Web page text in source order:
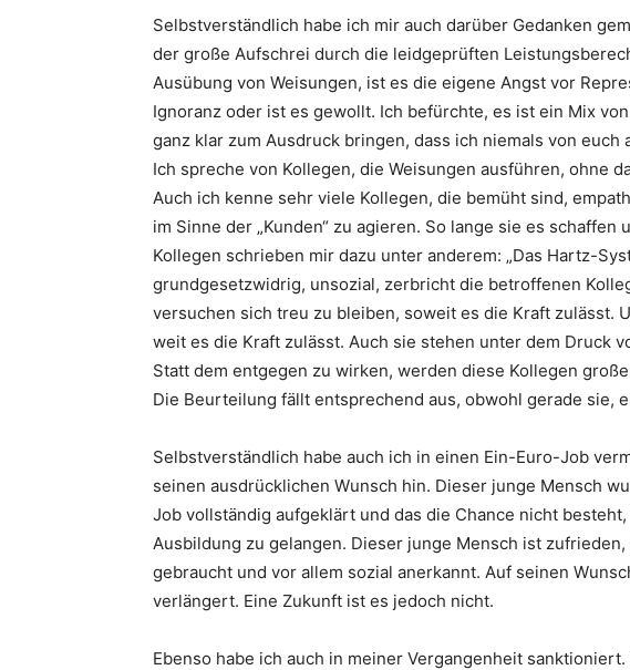
Selbstverständlich habe ich mir auch darüber Gedanken
der große Aufschrei durch die leidgeprüften
Ausübung von Weisungen, ist es die eigene Angst vor
Ignoranz oder ist es gewollt. Ich befürchte, es ist ein Mix
ganz klar zum Ausdruck bringen, dass ich niemals von euch
Ich spreche von Kollegen, die Weisungen ausführen, ohne
Auch ich kenne sehr viele Kollegen, die bemüht sind,
im Sinne der „Kunden“ zu agieren. So lange sie es schaffen
Kollegen schrieben mir dazu unter anderem: „Das Hartz-
grundgesetzwidrig, unsozial, zerbricht die betroffenen
versuchen sich treu zu bleiben, soweit es die Kraft zulässt.
weit es die Kraft zulässt. Auch sie stehen unter dem Druck
Statt dem entgegen zu wirken, werden diese Kollegen
Die Beurteilung fällt entsprechend aus, obwohl gerade sie,
Selbstverständlich habe auch ich in einen Ein-Euro-Job
seinen ausdrücklichen Wunsch hin. Dieser junge Mensch
Job vollständig aufgeklärt und das die Chance nicht
Ausbildung zu gelangen. Dieser junge Mensch ist
gebraucht und vor allem sozial anerkannt. Auf seinen
verlängert. Eine Zukunft ist es jedoch nicht.
Ebenso habe ich auch in meiner Vergangenheit